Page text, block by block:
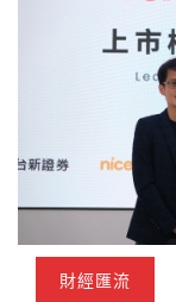
財經匯流